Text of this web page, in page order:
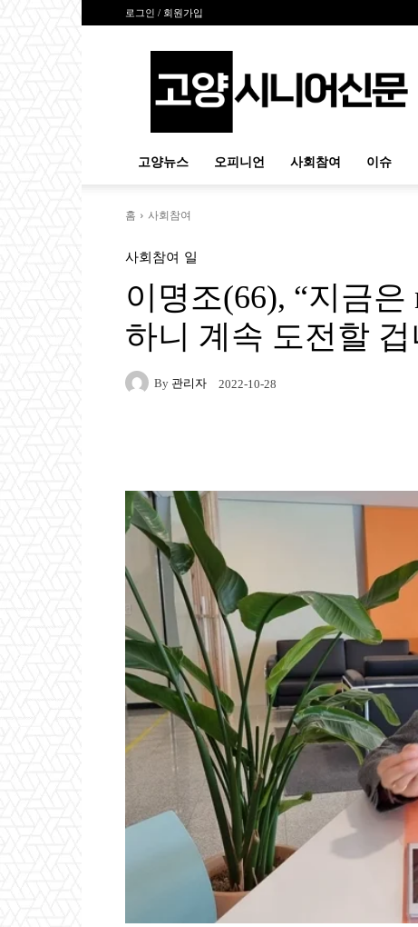
로그인 / 회원가입
시
고양뉴스 오피니언 사회참여 이슈
홈 사회참여
사회참여 일
이명조(66), “지금
하니 계속 도전할
By 관리자 2022-10-28